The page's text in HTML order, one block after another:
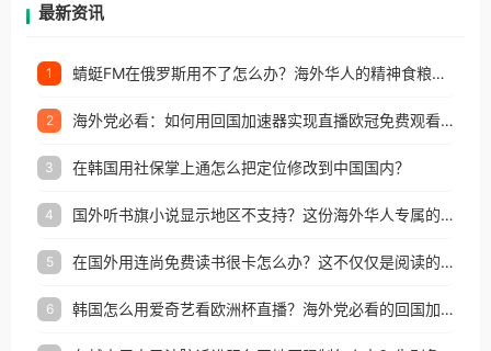
最新资讯
1 蜻蜓FM在俄罗斯用不了怎么办？海外华人的精神食粮补给方案
2 海外党必看：如何用回国加速器实现直播欧冠免费观看？附影视音乐全攻略
3 在韩国用社保掌上通怎么把定位修改到中国国内？
4 国外听书旗小说显示地区不支持？这份海外华人专属的国内内容解锁指南请收好
5 在国外用连尚免费读书很卡怎么办？这不仅仅是阅读的烦恼
6 韩国怎么用爱奇艺看欧洲杯直播？海外党必看的回国加速全攻略